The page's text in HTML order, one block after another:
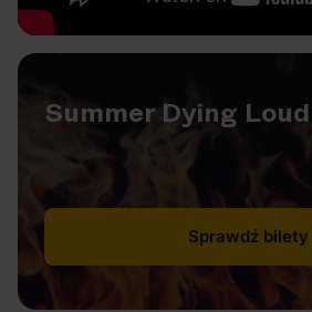
Summer Dying Loud
Sprawdź bilety